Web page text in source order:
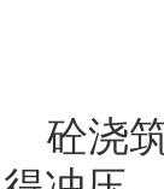
砼浇筑